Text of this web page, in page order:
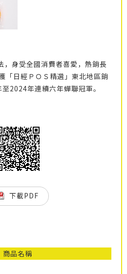
，身受全國消費者喜愛，熱銷長
「日經ＰＯＳ精選」東北地區銷
2024年連續六年蟬聯冠軍。
下載PDF
商品名稱